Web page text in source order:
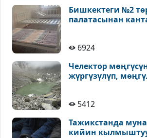
Бишкектеги №2
палатасынан
6924
Челектор
жүргүзүлүп,
5412
Тажикстанда
кийин